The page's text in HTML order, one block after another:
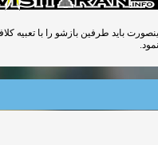
سازه ای نباید از 2.5 متر بیشتر باشد در غیراینصورت باید